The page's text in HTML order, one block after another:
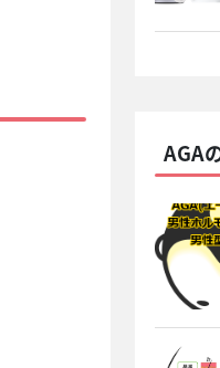
AGA